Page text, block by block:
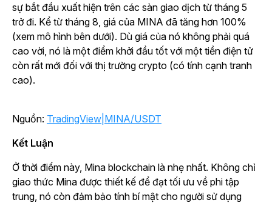
sự bắt đầu xuất hiện trên các sàn giao dịch từ tháng 5
trở đi. Kể từ tháng 8, giá của MINA đã tăng hơn 100%
(xem mô hình bên dưới). Dù giá của nó không phải quá
cao vời, nó là một điểm khởi đầu tốt với một tiền điện tử
còn rất mới đối với thị trường crypto (có tính cạnh tranh
cao).
Nguồn: TradingView|MINA/USDT
Kết Luận
Ở thời điểm này, Mina blockchain là nhẹ nhất. Không chỉ
giao thức Mina được thiết kế để đạt tối ưu về phi tập
trung, nó còn đảm bảo tính bí mật cho người sử dụng